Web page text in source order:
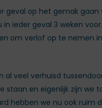
geval op het gemak
ieder geval 3 weken
om verlof op te nemen
veel verhuisd
staan en eigenlijk zijn we
hebben we nu ook ruim